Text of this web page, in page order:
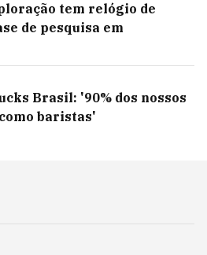
tem relógio de
de pesquisa em
Brasil: '90% dos nossos
baristas'